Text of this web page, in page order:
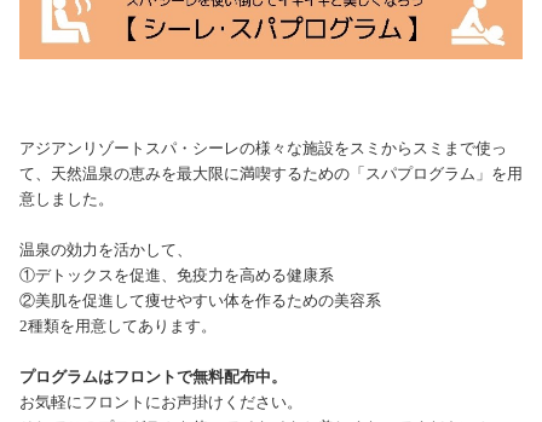
アジアンリゾートスパ・シーレの様々な施設をスミからスミまで使っ
て、天然温泉の恵みを最大限に満喫するための「スパプログラム」を用
意しました。
温泉の効力を活かして、
①デトックスを促進、免疫力を高める健康系
②美肌を促進して痩せやすい体を作るための美容系
2種類を用意してあります。
プログラムはフロントで無料配布中。
お気軽にフロントにお声掛けください。